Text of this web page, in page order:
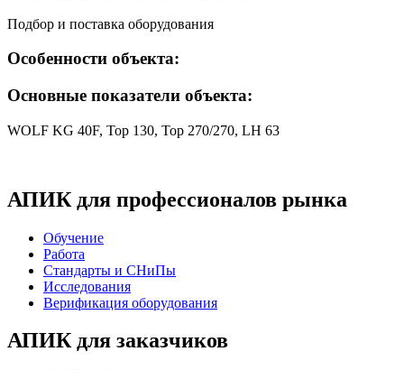
Подбор и поставка оборудования
Особенности объекта:
Основные показатели объекта:
WOLF KG 40F, Top 130, Top 270/270, LH 63
АПИК для профессионалов рынка
Обучение
Работа
Стандарты и СНиПы
Исследования
Верификация оборудования
АПИК для заказчиков